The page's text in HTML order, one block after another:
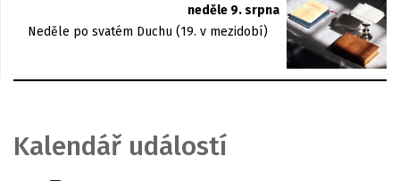
neděle 9. srpna
Neděle po svatém Duchu (19. v mezidobí)
Kalendář událostí